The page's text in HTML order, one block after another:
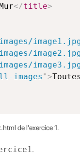
</title>
images ">
de l'exercice 1.
.